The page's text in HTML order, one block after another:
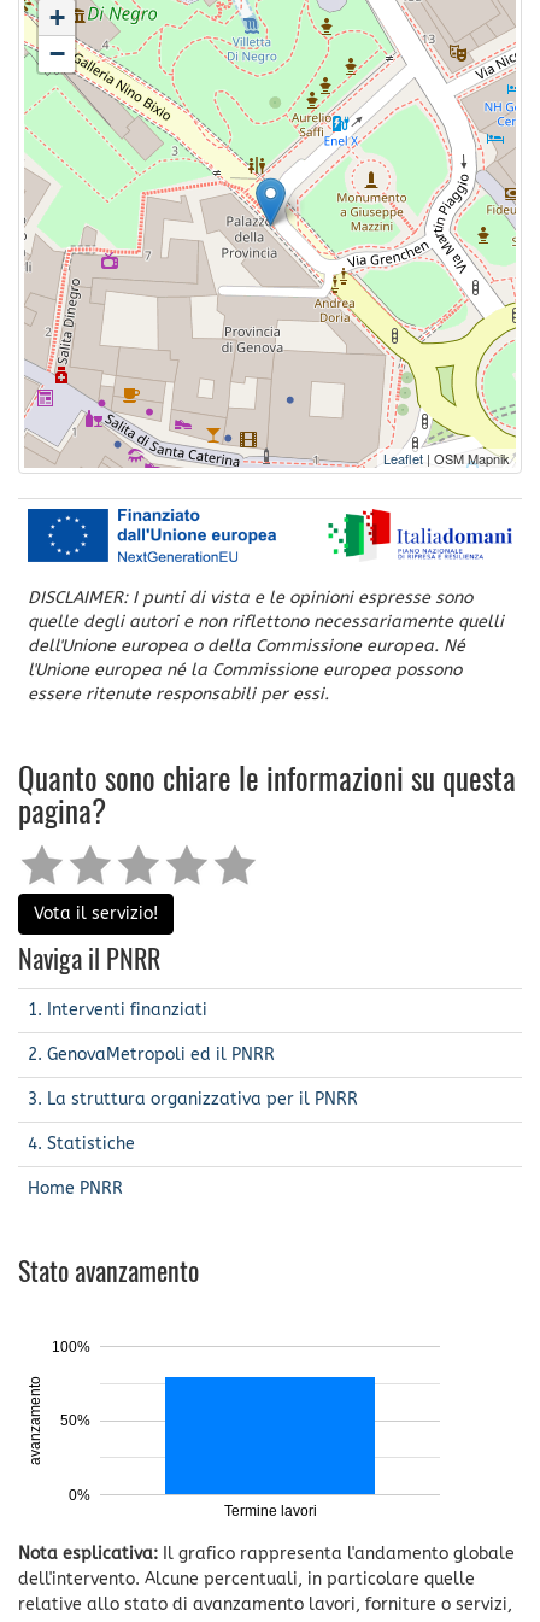
+
−
Leaflet | OSM Mapnik
DISCLAIMER: I punti di vista e le opinioni espresse sono
quelle degli autori e non riflettono necessariamente quelli
dell'Unione europea o della Commissione europea. Né
l'Unione europea né la Commissione europea possono
essere ritenute responsabili per essi.
Quanto sono chiare le informazioni su questa
pagina?
Vota il servizio!
Naviga il PNRR
1. Interventi finanziati
2. GenovaMetropoli ed il PNRR
3. La struttura organizzativa per il PNRR
4. Statistiche
Home PNRR
Stato avanzamento
Termine lavori
0%
50%
100%
avanzamento
Nota esplicativa: Il grafico rappresenta l'andamento globale
dell'intervento. Alcune percentuali, in particolare quelle
relative allo stato di avanzamento lavori, forniture o servizi,